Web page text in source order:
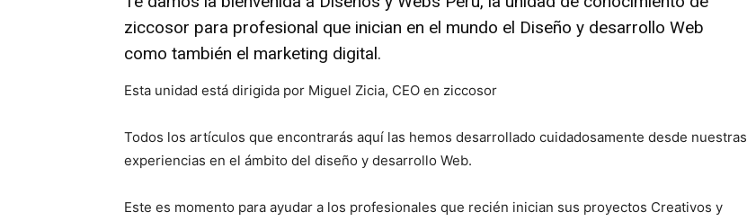
ziccosor para profesional que inician en el mundo el Diseño y desarrollo Web
como también el marketing digital.
Esta unidad está dirigida por Miguel Zicia, CEO en ziccosor
Todos los artículos que encontrarás aquí las hemos desarrollado cuidadosamente desde nuestras
experiencias en el ámbito del diseño y desarrollo Web.
Este es momento para ayudar a los profesionales que recién inician sus proyectos Creativos y